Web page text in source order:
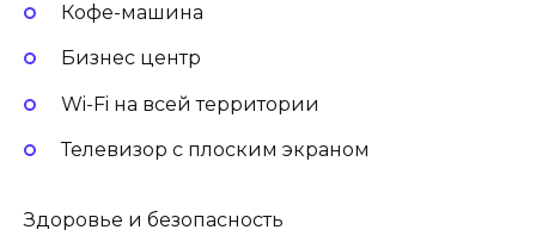
Кофе-машина
Бизнес центр
Wi-Fi на всей территории
Телевизор с плоским экраном
Здоровье и безопасность